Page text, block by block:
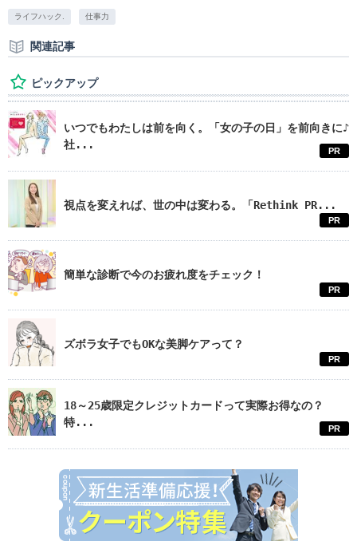
ライフハック. 仕事力
関連記事
ピックアップ
いつでもわたしは前を向く。「女の子の日」を前向きに♪
社...
PR
視点を変えれば、世の中は変わる。「Rethink PR...
PR
簡単な診断で今のお疲れ度をチェック！
PR
ズボラ女子でもOKな美脚ケアって？
PR
18～25歳限定クレジットカードって実際お得なの？
特...
PR